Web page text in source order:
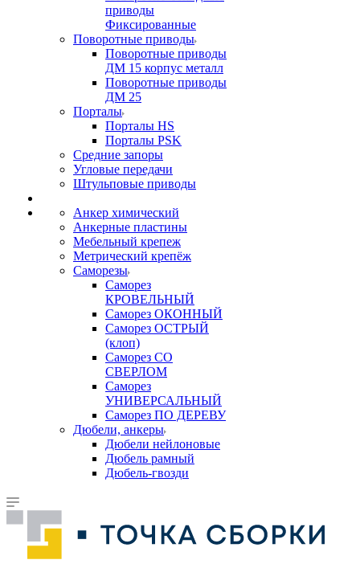
приводы
Фиксированные
Поворотные приводы
Поворотные приводы
ДМ 15 корпус металл
Поворотные приводы
ДМ 25
Порталы
Порталы HS
Порталы PSK
Средние запоры
Угловые передачи
Штульповые приводы
Анкер химический
Анкерные пластины
Мебельный крепеж
Метрический крепёж
Саморезы
Саморез
КРОВЕЛЬНЫЙ
Саморез ОКОННЫЙ
Саморез ОСТРЫЙ
(клоп)
Саморез СО
СВЕРЛОМ
Саморез
УНИВЕРСАЛЬНЫЙ
Саморез ПО ДЕРЕВУ
Дюбели, анкеры
Дюбели нейлоновые
Дюбель рамный
Дюбель-гвозди